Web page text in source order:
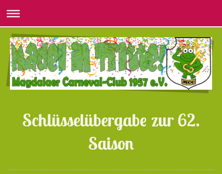
Schlüsselübergabe zur 62.
Saison